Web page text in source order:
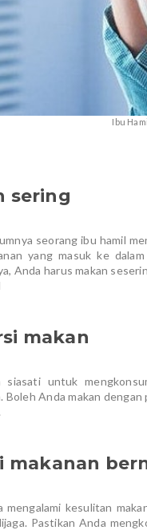
Ibu
sering
seorang ibu hamil
yang masuk ke
Anda harus makan
makan
untuk
Boleh Anda makan
makanan
mengalami kesulitan
Pastikan Anda